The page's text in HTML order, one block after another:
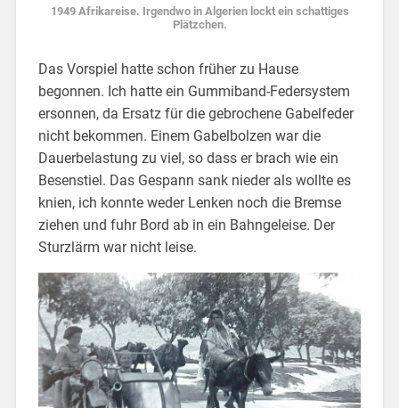
1949 Afrikareise. Irgendwo in Algerien lockt ein schattiges
Plätzchen.
Das Vorspiel hatte schon früher zu Hause
begonnen. Ich hatte ein Gummiband-Federsystem
ersonnen, da Ersatz für die gebrochene Gabelfeder
nicht bekommen. Einem Gabelbolzen war die
Dauerbelastung zu viel, so dass er brach wie ein
Besenstiel. Das Gespann sank nieder als wollte es
knien, ich konnte weder Lenken noch die Bremse
ziehen und fuhr Bord ab in ein Bahngeleise. Der
Sturzlärm war nicht leise.